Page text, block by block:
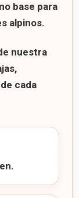
base para
alpinos.
nuestra
cada